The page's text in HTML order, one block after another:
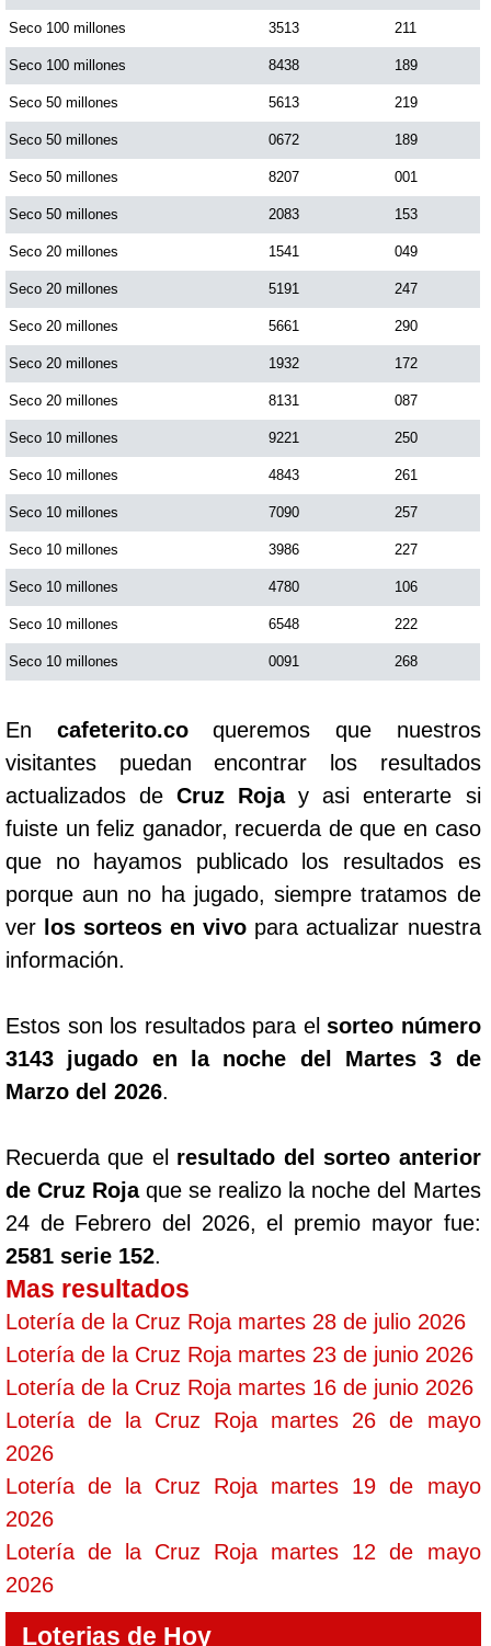
Seco 100 millones 3513 211
Seco 100 millones 8438 189
Seco 50 millones 5613 219
Seco 50 millones 0672 189
Seco 50 millones 8207 001
Seco 50 millones 2083 153
Seco 20 millones 1541 049
Seco 20 millones 5191 247
Seco 20 millones 5661 290
Seco 20 millones 1932 172
Seco 20 millones 8131 087
Seco 10 millones 9221 250
Seco 10 millones 4843 261
Seco 10 millones 7090 257
Seco 10 millones 3986 227
Seco 10 millones 4780 106
Seco 10 millones 6548 222
Seco 10 millones 0091 268
En cafeterito.coqueremos que nuestros
visitantes puedan encontrar los resultados
actualizados deCruz Rojay asi enterarte si
fuiste un feliz ganador, recuerda de que en caso
que no hayamos publicado los resultados es
porque aun no ha jugado, siempre tratamos de
ver los sorteos en vivo para actualizar nuestra
información.
Estos son los resultados para elsorteo número
3143 jugado en la noche del Martes 3 de
Marzo del 2026.
Recuerda que el resultado del sorteo anterior
de Cruz Rojaque se realizo la noche del Martes
24 de Febrero del 2026, el premio mayor fue:
2581 serie 152.
Mas resultados
Lotería de la Cruz Roja martes 28 de julio 2026
Lotería de la Cruz Roja martes 23 de junio 2026
Lotería de la Cruz Roja martes 16 de junio 2026
Lotería de la Cruz Roja martes 26 de mayo
2026
Lotería de la Cruz Roja martes 19 de mayo
2026
Lotería de la Cruz Roja martes 12 de mayo
2026
Loterias de Hoy